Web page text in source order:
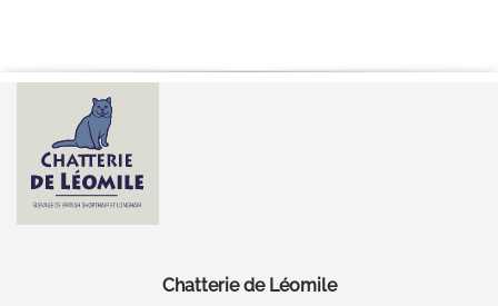
Chatterie de Léomile